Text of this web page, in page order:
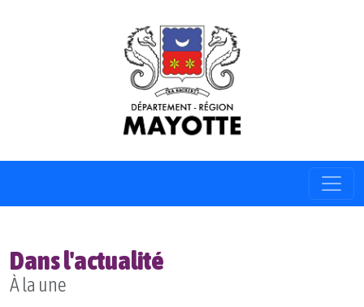
Dans l'actualité
À la une